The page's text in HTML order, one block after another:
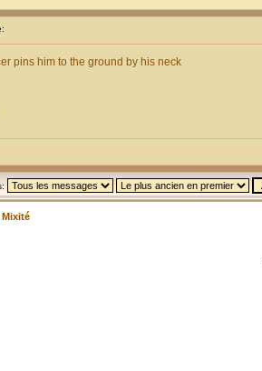
pins him to the ground by his neck
Mixité